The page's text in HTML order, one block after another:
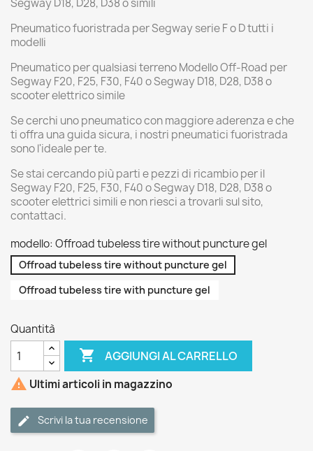
Segway D18, D28, D38 o simili
Pneumatico fuoristrada per Segway serie F o D tutti i
modelli
Pneumatico per qualsiasi terreno Modello Off-Road per
Segway F20, F25, F30, F40 o Segway D18, D28, D38 o
scooter elettrico simile
Se cerchi uno pneumatico con maggiore aderenza e che
ti offra una guida sicura, i nostri pneumatici fuoristrada
sono l'ideale per te.
Se stai cercando più parti e pezzi di ricambio per il
Segway F20, F25, F30, F40 o Segway D18, D28, D38 o
scooter elettrici simili e non riesci a trovarli sul sito,
contattaci.
modello: Offroad tubeless tire without puncture gel
Offroad tubeless tire without puncture gel
Offroad tubeless tire with puncture gel
Quantità
 AGGIUNGI AL CARRELLO
 Ultimi articoli in magazzino
Scrivi la tua recensione